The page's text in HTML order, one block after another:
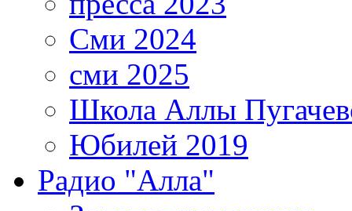
Сми 2024
сми 2025
Школа Аллы
Юбилей 2019
Радио "Алла"